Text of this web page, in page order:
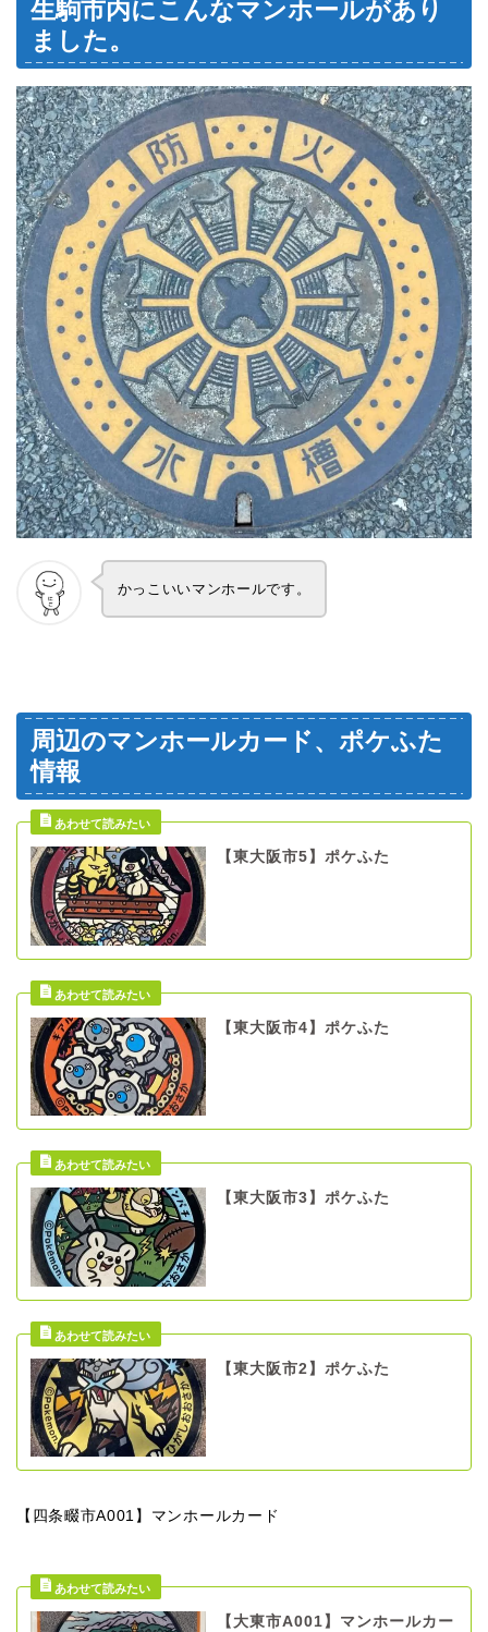
生駒市内にこんなマンホールがあり
ました。
かっこいいマンホールです。
周辺のマンホールカード、ポケふた
情報
【東大阪市5】ポケふた
【東大阪市4】ポケふた
【東大阪市3】ポケふた
【東大阪市2】ポケふた
【四条畷市A001】マンホールカード
【大東市A001】マンホールカー